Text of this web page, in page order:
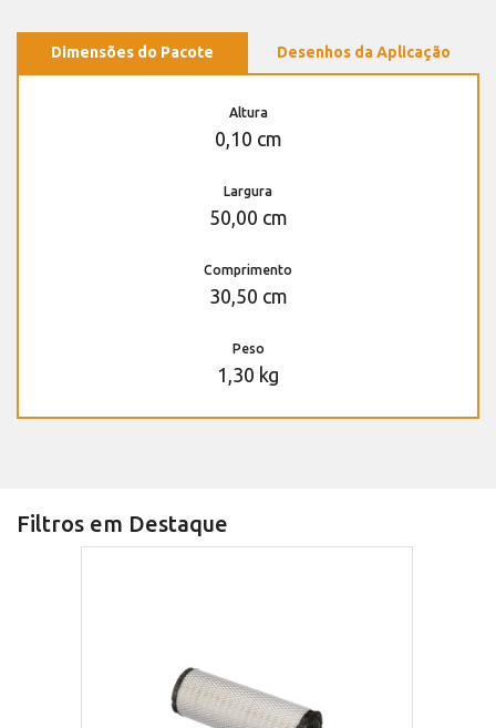
Dimensões do Pacote Desenhos da Aplicação
Altura
0,10 cm
Largura
50,00 cm
Comprimento
30,50 cm
Peso
1,30 kg
Filtros em Destaque